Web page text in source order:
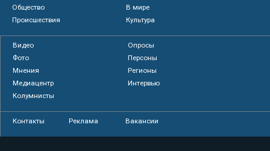
Общество
В мире
Происшествия
Культура
Видео
Опросы
Фото
Персоны
Мнения
Регионы
Медиацентр
Интервью
Колумнисты
Контакты Реклама Вакансии